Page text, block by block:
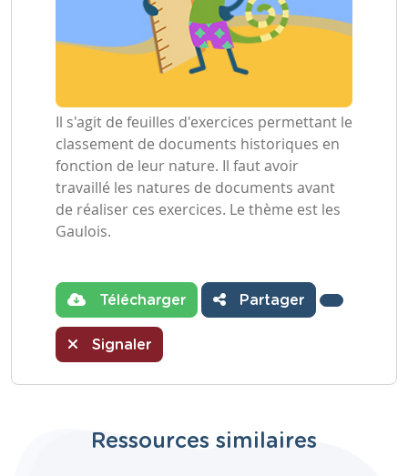
Il s'agit de feuilles d'exercices permettant le
classement de documents historiques en
fonction de leur nature. Il faut avoir
travaillé les natures de documents avant
de réaliser ces exercices. Le thème est les
Gaulois.
Télécharger Partager
Signaler
Ressources similaires